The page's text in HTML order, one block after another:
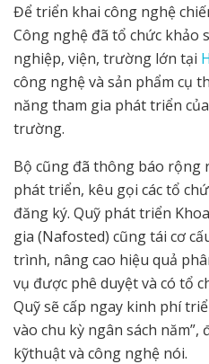
Để triển khai công nghệ
Công nghệ đã tổ chức khảo
nghiệp, viện, trường lớn tại
công nghệ và sản phẩm cụ
năng tham gia phát triển
trường.
Bộ cũng đã thông báo rộng
phát triển, kêu gọi các tổ
đăng ký. Quỹ phát triển
gia (Nafosted) cũng tái cơ
trình, nâng cao hiệu quả
vụ được phê duyệt và có tổ
Quỹ sẽ cấp ngay kinh phí
vào chu kỳ ngân sách năm”,
kỹthuật và công nghệ nói.